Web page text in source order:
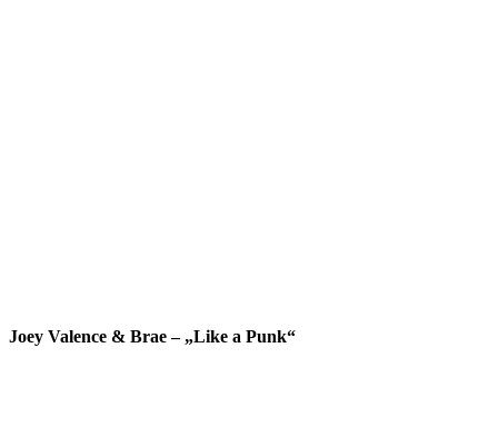
Joey Valence & Brae – „Like a Punk“